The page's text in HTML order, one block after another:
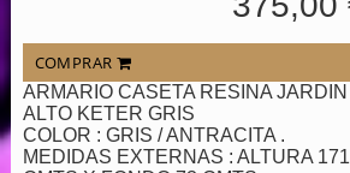
COMPRAR
ARMARIO CASETA RESINA
ALTO KETER GRIS
COLOR : GRIS / ANTRACITA .
MEDIDAS EXTERNAS : ALTURA